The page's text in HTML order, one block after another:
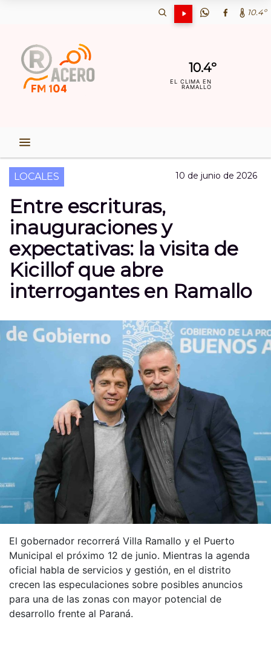
10.4º
10.4º
EL CLIMA EN
RAMALLO
LOCALES 10 de junio de 2026
Entre escrituras,
inauguraciones y
expectativas: la visita de
Kicillof que abre
interrogantes en Ramallo
El gobernador recorrerá Villa Ramallo y el Puerto
Municipal el próximo 12 de junio. Mientras la agenda
oficial habla de servicios y gestión, en el distrito
crecen las especulaciones sobre posibles anuncios
para una de las zonas con mayor potencial de
desarrollo frente al Paraná.